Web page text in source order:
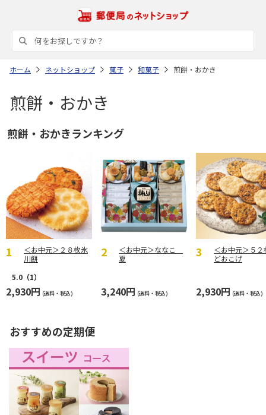
ホーム ネットショップ 菓子 和菓子 煎餅・おかき
煎餅・おかき
煎餅・おかきランキング
＜お中元＞２８枚氷
川餅
5.0 （1）
2,930円 (送料・税込)
＜お中元＞ななこ
夏
3,240円 (送料・税込)
＜お中元＞５２
どおこげ
2,930円 (送料・税込)
おすすめの定期便